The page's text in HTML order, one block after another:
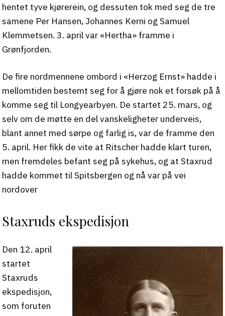
hentet tyve kjørerein, og dessuten tok med seg de tre
samene Per Hansen, Johannes Kerni og Samuel
Klemmetsen. 3. april var «Hertha» framme i
Grønfjorden.
De fire nordmennene ombord i «Herzog Ernst» hadde i
mellomtiden bestemt seg for å gjøre nok et forsøk på å
komme seg til Longyearbyen. De startet 25. mars, og
selv om de møtte en del vanskeligheter underveis,
blant annet med sørpe og farlig is, var de framme den
5. april. Her fikk de vite at Ritscher hadde klart turen,
men fremdeles befant seg på sykehus, og at Staxrud
hadde kommet til Spitsbergen og nå var på vei
nordover
Staxruds ekspedisjon
Den 12. april
startet
Staxruds
ekspedisjon,
som foruten